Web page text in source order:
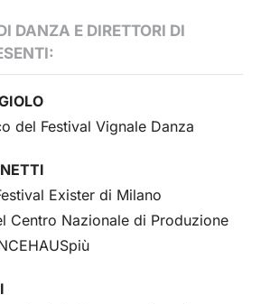
DANZA E DIRETTORI DI
del Festival Vignale Danza
Exister di Milano
Centro Nazionale di Produzione